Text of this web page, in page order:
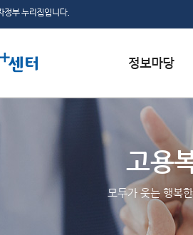
서식자료실
채용정보
인재정보
관련사이트
고용
모두가 웃는 행복